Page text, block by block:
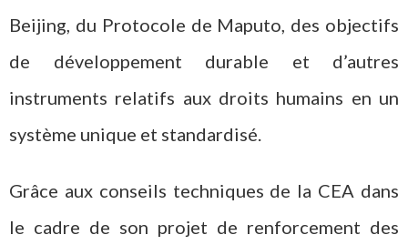
Beijing, du Protocole de Maputo, des objectifs
de développement durable et d’autres
instruments relatifs aux droits humains en un
système unique et standardisé.
Grâce aux conseils techniques de la CEA dans
le cadre de son projet de renforcement des